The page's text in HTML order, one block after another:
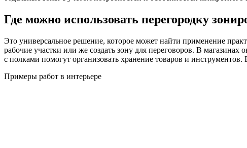
Где можно использовать перегородку
Это универсальное решение, которое может найти применение
рабочие участки или же создать зону для переговоров. В магазинах
с полками помогут организовать хранение товаров и
Примеры работ в интерьере